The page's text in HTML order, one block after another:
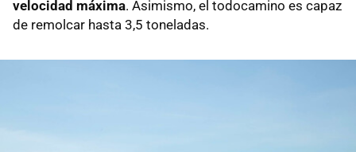
velocidad máxima. Asimismo, el todocamino es capaz
de remolcar hasta 3,5 toneladas.